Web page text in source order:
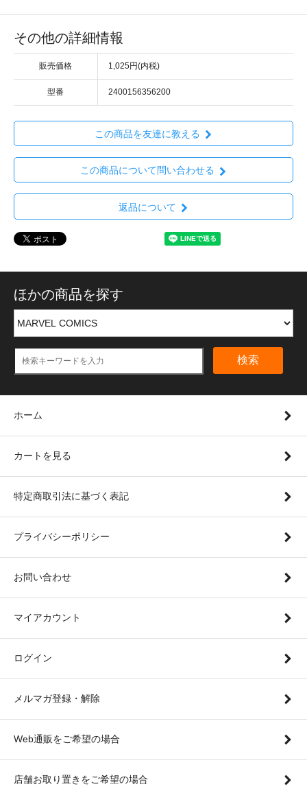
その他の詳細情報
販売価格 1,025円(内税)
型番 2400156356200
この商品を友達に教える
この商品について問い合わせる
返品について
ほかの商品を探す
検索
ホーム
カートを見る
特定商取引法に基づく表記
プライバシーポリシー
お問い合わせ
マイアカウント
ログイン
メルマガ登録・解除
Web通販をご希望の場合
店舗お取り置きをご希望の場合